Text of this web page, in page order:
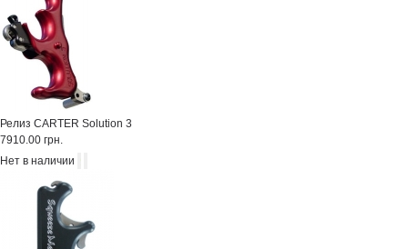
Релиз CARTER Solution 3
7910.00 грн.
Нет в наличии